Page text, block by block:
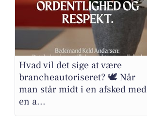
Hvad vil det sige at være
brancheautoriseret? 🕊️ Når
man står midt i en afsked med
en a...